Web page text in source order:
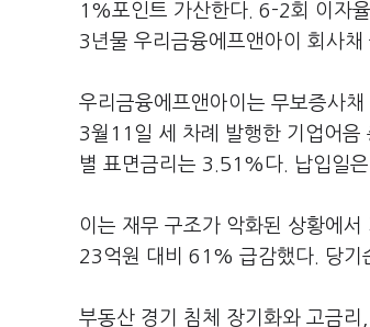
1%포인트 가산한다. 6-2회 이자
3년물 우리금융에프앤아이 회사
우리금융에프앤아이는 무보증사
3월11일 세 차례 발행한 기업어
별 표면금리는 3.51%다. 납입일
이는 재무 구조가 악화된 상황에
23억원 대비 61% 급감했다. 당
부동산 경기 침체 장기화와 고금